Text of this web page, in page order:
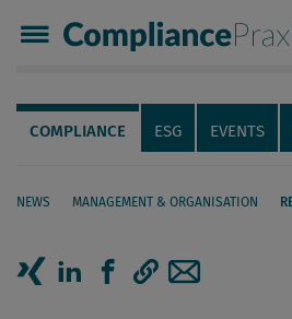
Compliance
Servicenavigation
Navigation
COMPLIANCE ESG EVENTS
NEWS MANAGEMENT & ORGANISATION
Seiteninhalt